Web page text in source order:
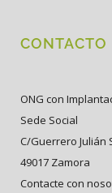
CONTACTO
ONG con
Sede Social
C/Guerrero Julián
49017 Zamora
Contacte con